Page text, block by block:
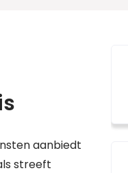
aanbiedt
streeft